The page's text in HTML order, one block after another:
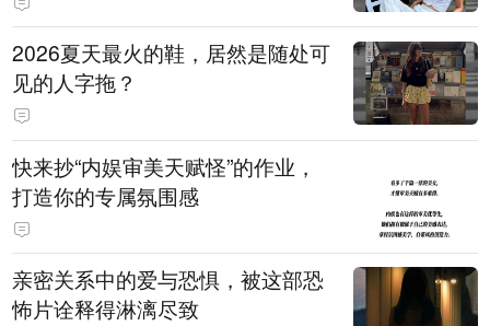
2026夏天最火的鞋，居然是随处可
见的人字拖？
快来抄“内娱审美天赋怪”的作业，
打造你的专属氛围感
亲密关系中的爱与恐惧，被这部恐
怖片诠释得淋漓尽致